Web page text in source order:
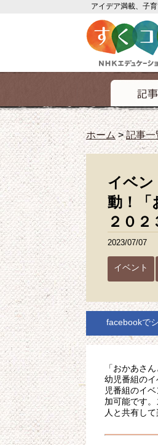
アイデア満載、子
ホーム>記事一
イベン
動！「
２０
2023/07/07
イベント
facebookで
「おかあさ
幼児番組の
児番組のイ
加可能です
人と共有し